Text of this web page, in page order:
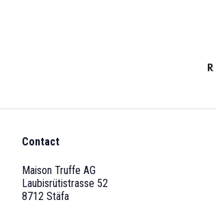
Contact
Maison Truffe AG
Laubisrütistrasse 52
8712 Stäfa